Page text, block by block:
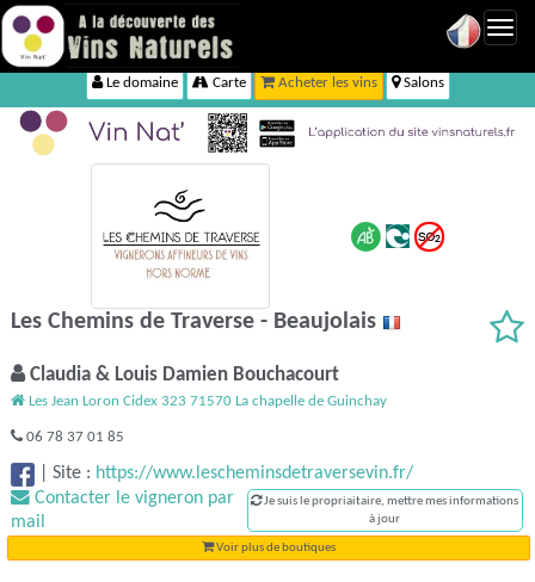
Le domaine Carte Acheter les vins Salons
Les Chemins de Traverse - Beaujolais
Claudia & Louis Damien Bouchacourt
Les Jean Loron Cidex 323 71570 La chapelle de Guinchay
06 78 37 01 85
|Site : https://www.lescheminsdetraversevin.fr/
Contacter le vigneron par
mail
Je suis le propriaitaire, mettre mes informations
à jour
Voir plus de boutiques